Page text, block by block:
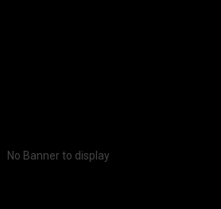
No Banner to display